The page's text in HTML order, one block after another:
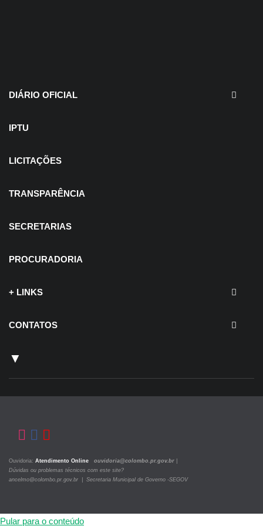
Processo Seletivo
DIÁRIO OFICIAL
IPTU
LICITAÇÕES
TRANSPARÊNCIA
SECRETARIAS
PROCURADORIA
+ LINKS
CONTATOS
▼
Ouvidoria: Atendimento Online ouvidoria@colombo.pr.gov.br
Dúvidas ou problemas técnicos com este site?
ancelmo@colombo.pr.gov.br | Secretaria Municipal de Governo -SEGOV
Pular para o conteúdo